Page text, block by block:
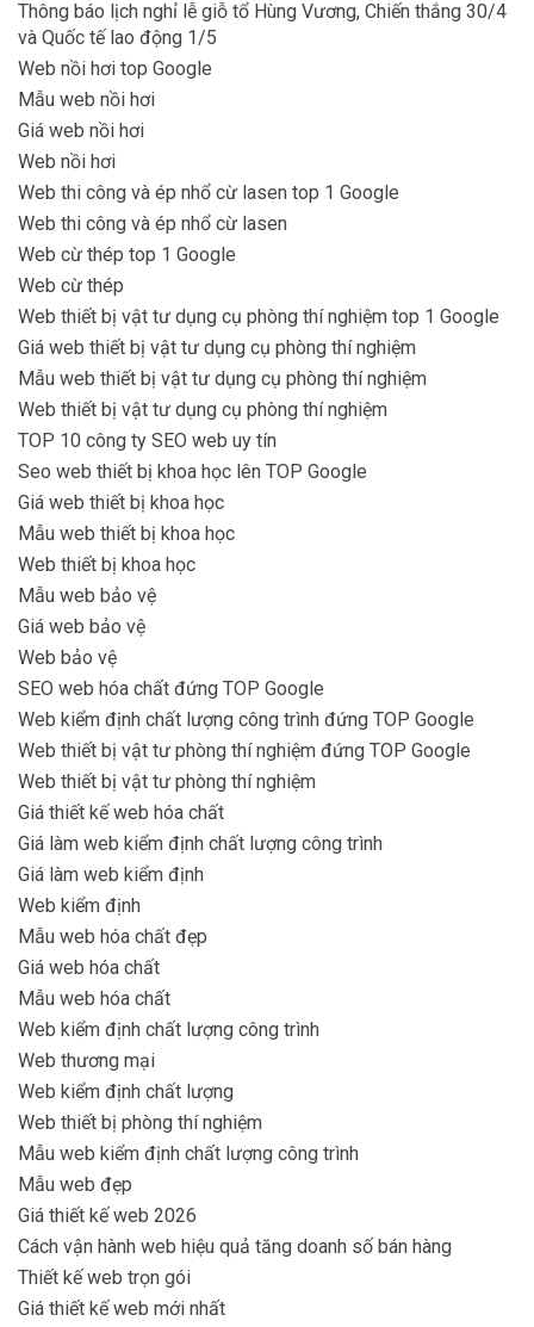
Thông báo lịch nghỉ lễ giỗ tổ Hùng Vương, Chiến thắng 30/4
và Quốc tế lao động 1/5
Web nồi hơi top Google
Mẫu web nồi hơi
Giá web nồi hơi
Web nồi hơi
Web thi công và ép nhổ cừ lasen top 1 Google
Web thi công và ép nhổ cừ lasen
Web cừ thép top 1 Google
Web cừ thép
Web thiết bị vật tư dụng cụ phòng thí nghiệm top 1 Google
Giá web thiết bị vật tư dụng cụ phòng thí nghiệm
Mẫu web thiết bị vật tư dụng cụ phòng thí nghiệm
Web thiết bị vật tư dụng cụ phòng thí nghiệm
TOP 10 công ty SEO web uy tín
Seo web thiết bị khoa học lên TOP Google
Giá web thiết bị khoa học
Mẫu web thiết bị khoa học
Web thiết bị khoa học
Mẫu web bảo vệ
Giá web bảo vệ
Web bảo vệ
SEO web hóa chất đứng TOP Google
Web kiểm định chất lượng công trình đứng TOP Google
Web thiết bị vật tư phòng thí nghiệm đứng TOP Google
Web thiết bị vật tư phòng thí nghiệm
Giá thiết kế web hóa chất
Giá làm web kiểm định chất lượng công trình
Giá làm web kiểm định
Web kiểm định
Mẫu web hóa chất đẹp
Giá web hóa chất
Mẫu web hóa chất
Web kiểm định chất lượng công trình
Web thương mại
Web kiểm định chất lượng
Web thiết bị phòng thí nghiệm
Mẫu web kiểm định chất lượng công trình
Mẫu web đẹp
Giá thiết kế web 2026
Cách vận hành web hiệu quả tăng doanh số bán hàng
Thiết kế web trọn gói
Giá thiết kế web mới nhất